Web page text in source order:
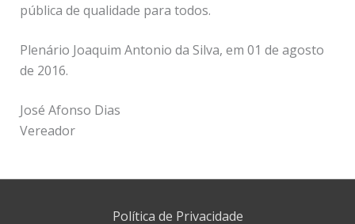
pública de qualidade para todos.
Plenário Joaquim Antonio da Silva, em 01 de agosto
de 2016.
José Afonso Dias
Vereador
Política de Privacidade